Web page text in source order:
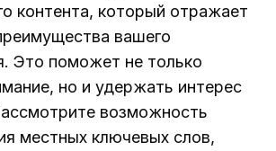
контента, который отражает
вашего
Это поможет не только
но и удержать интерес
возможность
местных ключевых слов,